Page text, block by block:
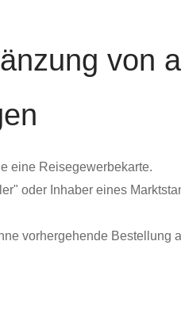
von
eine Reisegewerbekarte.
oder Inhaber eines
vorhergehende